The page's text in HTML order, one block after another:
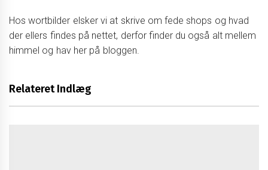
Hos wortbilder elsker vi at skrive om fede shops og hvad
der ellers findes på nettet, derfor finder du også alt mellem
himmel og hav her på bloggen.
Relateret Indlæg